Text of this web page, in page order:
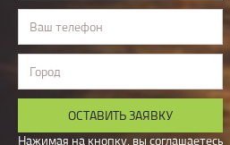
Ваш телефон
Город
ОСТАВИТЬ ЗАЯВКУ
Нажимая на кнопку, вы соглашаетесь